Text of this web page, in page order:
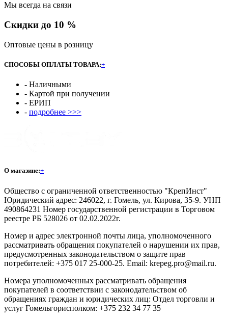
Мы всегда на связи
Скидки до 10 %
Оптовые цены в розницу
СПОСОБЫ ОПЛАТЫ ТОВАРА:+
- Наличными
- Картой при получении
- ЕРИП
- подробнее >>>
О магазине:+
Общество с ограниченной ответственностью "КрепИнст"
Юридический адрес: 246022, г. Гомель, ул. Кирова, 35-9. УНП
490864231 Номер государственной регистрации в Торговом
реестре РБ 528026 от 02.02.2022г.
Номер и адрес электронной почты лица, уполномоченного
рассматривать обращения покупателей о нарушении их прав,
предусмотренных законодательством о защите прав
потребителей: +375 017 25-000-25. Email: krepeg.pro@mail.ru.
Номера уполномоченных рассматривать обращения
покупателей в соответствии с законодательством об
обращениях граждан и юридических лиц: Отдел торговли и
услуг Гомельгорисполком: +375 232 34 77 35